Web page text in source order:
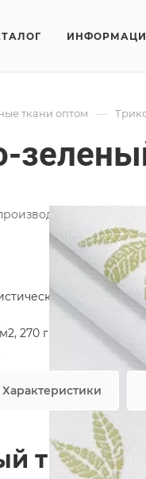
ткани оптом —
широкий
узор
270 гр/м2
Характеристики